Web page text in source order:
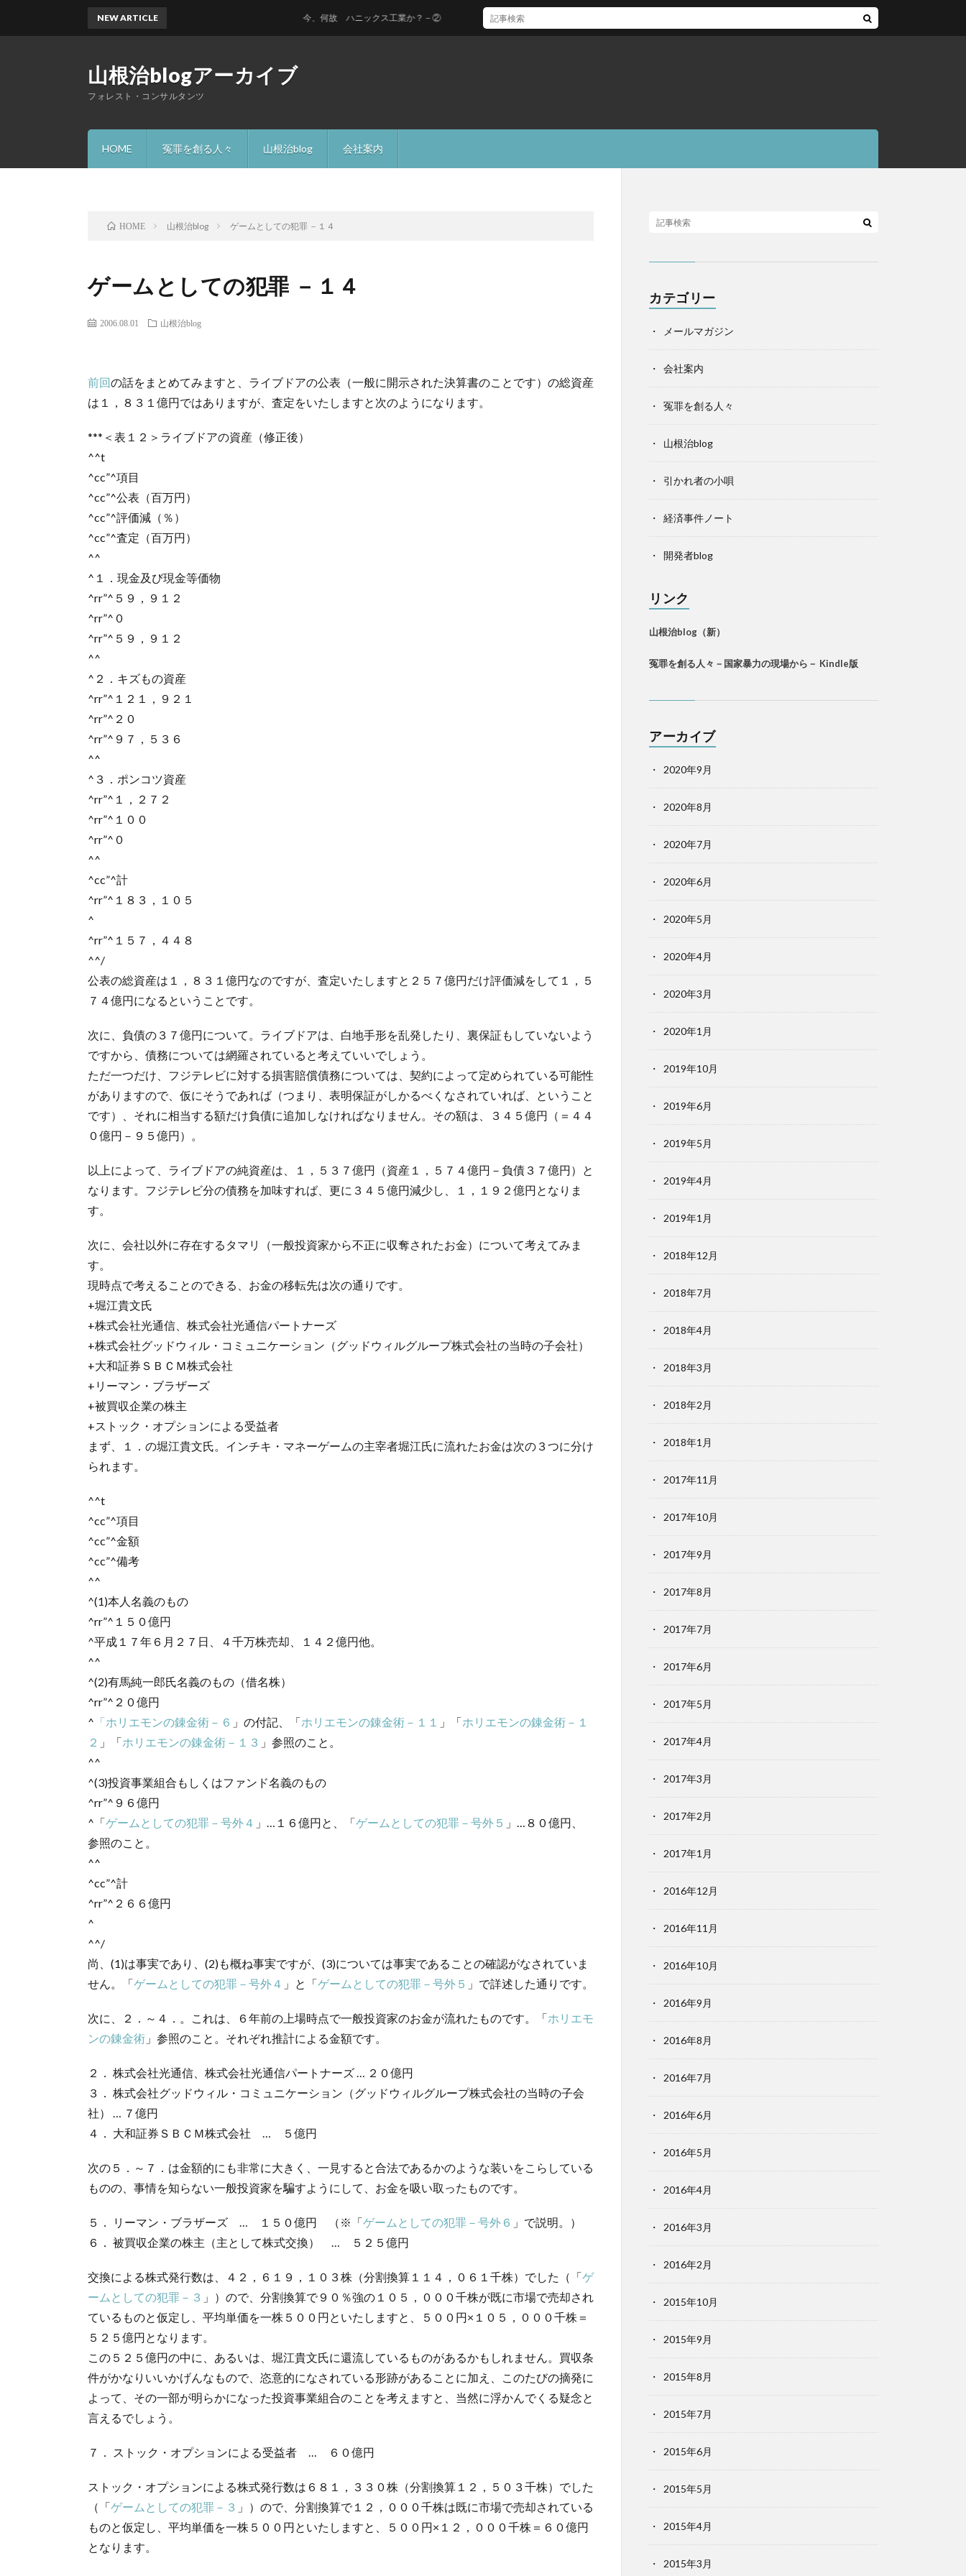
山根治blogアーカイブ
フォレスト・コンサルタンツ
HOME 冤罪を創る人々 山根治blog 会社案内
NEW ARTICLE 今、何故 ハニックス工業か？－②
HOME 山根治blog ゲームとしての犯罪 －１４
ゲームとしての犯罪 －１４
2006.08.01 山根治blog
前回の話をまとめてみますと、ライブドアの公表（一般に開示された決算書のことです）の総資産
は１，８３１億円ではありますが、査定をいたしますと次のようになります。
***＜ 表１２＞ライブドアの資産（修正後）
^^t
^cc”^項目
^cc”^公表（百万円）
^cc”^評価減（％）
^cc”^査定（百万円）
^^
^１．現金及び現金等価物
^rr”^５９，９１２
^rr”^０
^rr”^５９，９１２
^^
^２．キズもの資産
^rr”^１２１，９２１
^rr”^２０
^rr”^９７，５３６
^^
^３．ポンコツ資産
^rr”^１，２７２
^rr”^１００
^rr”^０
^^
^cc”^計
^rr”^１８３，１０５
^
^rr”^１５７，４４８
^^/
公表の総資産は１，８３１億円なのですが、査定いたしますと２５７億円だけ評価減をして１，５
７４億円になるということです。
次に、負債の３７億円について。ライブドアは、白地手形を乱発したり、裏保証もしていないよう
ですから、債務については網羅されていると考えていいでしょう。
ただ一つだけ、フジテレビに対する損害賠償債務については、契約によって定められている可能性
がありますので、仮にそうであれば（つまり、表明保証がしかるべくなされていれば、ということ
です）、それに相当する額だけ負債に追加しなければなりません。その額は、３４５億円（＝４４
０億円－９５億円）。
以上によって、ライブドアの純資産は、１，５３７億円（資産１，５７４億円－負債３７億円）と
なります。フジテレビ分の債務を加味すれば、更に３４５億円減少し、１，１９２億円となりま
す。
次に、会社以外に存在するタマリ（一般投資家から不正に収奪されたお金）について考えてみま
す。
現時点で考えることのできる、お金の移転先は次の通りです。
+堀江貴文氏
+株式会社光通信、株式会社光通信パートナーズ
+株式会社グッドウィル・コミュニケーション（グッドウィルグループ株式会社の当時の子会社）
+大和証券ＳＢＣＭ株式会社
+リーマン・ブラザーズ
+被買収企業の株主
+ストック・オプションによる受益者
まず、１．の堀江貴文氏。インチキ・マネーゲームの主宰者堀江氏に流れたお金は次の３つに分け
られます。
^^t
^cc”^項目
^cc”^金額
^cc”^備考
^^
^(1)本人名義のもの
^rr”^１５０億円
^平成１７年６月２７日、４千万株売却、１４２億円他。
^^
^(2)有馬純一郎氏名義のもの（借名株）
^rr”^２０億円
^ 「ホリエモンの錬金術－６ 」の付記、「ホリエモンの錬金術－１１ 」「ホリエモンの錬金術－１
２ 」「ホリエモンの錬金術－１３ 」参照のこと。
^^
^(3)投資事業組合もしくはファンド名義のもの
^rr”^９６億円
^「ゲームとしての犯罪－号外４ 」…１６億円と、「ゲームとしての犯罪－号外５ 」…８０億円、
参照のこと。
^^
^cc”^計
^rr”^２６６億円
^
^^/
尚、(1)は事実であり、(2)も概ね事実ですが、(3)については事実であることの確認がなされていま
せん。「ゲームとしての犯罪－号外４ 」と「ゲームとしての犯罪－号外５ 」で詳述した通りです。
次に、２．～４．。これは、６年前の上場時点で一般投資家のお金が流れたものです。「ホリエモ
ンの錬金術 」参照のこと。それぞれ推計による金額です。
２． 株式会社光通信、株式会社光通信パートナーズ … ２０億円
３． 株式会社グッドウィル・コミュニケーション（グッドウィルグループ株式会社の当時の子会
社） … ７億円
４． 大和証券ＳＢＣＭ株式会社 … ５億円
次の５．～７．は金額的にも非常に大きく、一見すると合法であるかのような装いをこらしている
ものの、事情を知らない一般投資家を騙すようにして、お金を吸い取ったものです。
５． リーマン・ブラザーズ … １５０億円 （※「ゲームとしての犯罪－号外６ 」で説明。）
６． 被買収企業の株主（主として株式交換） … ５２５億円
交換による株式発行数は、４２，６１９，１０３株（分割換算１１４，０６１千株）でした（「ゲ
ームとしての犯罪－３ 」）ので、分割換算で９０％強の１０５，０００千株が既に市場で売却され
ているものと仮定し、平均単価を一株５００円といたしますと、５００円×１０５，０００千株＝
５２５億円となります。
この５２５億円の中に、あるいは、堀江貴文氏に還流しているものがあるかもしれません。買収条
件がかなりいいかげんなもので、恣意的になされている形跡があることに加え、このたびの摘発に
よって、その一部が明らかになった投資事業組合のことを考えますと、当然に浮かんでくる疑念と
言えるでしょう。
７． ストック・オプションによる受益者 … ６０億円
ストック・オプションによる株式発行数は６８１，３３０株（分割換算１２，５０３千株）でした
（「ゲームとしての犯罪－３ 」）ので、分割換算で１２，０００千株は既に市場で売却されている
ものと仮定し、平均単価を一株５００円といたしますと、５００円×１２，０００千株＝６０億円
となります。
カテゴリー
メールマガジン
会社案内
冤罪を創る人々
山根治blog
引かれ者の小唄
経済事件ノート
開発者blog
リンク
山根治blog（新）
冤罪を創る人々－国家暴力の現場から－ Kindle版
アーカイブ
2020年9月
2020年8月
2020年7月
2020年6月
2020年5月
2020年4月
2020年3月
2020年1月
2019年10月
2019年6月
2019年5月
2019年4月
2019年1月
2018年12月
2018年7月
2018年4月
2018年3月
2018年2月
2018年1月
2017年11月
2017年10月
2017年9月
2017年8月
2017年7月
2017年6月
2017年5月
2017年4月
2017年3月
2017年2月
2017年1月
2016年12月
2016年11月
2016年10月
2016年9月
2016年8月
2016年7月
2016年6月
2016年5月
2016年4月
2016年3月
2016年2月
2015年10月
2015年9月
2015年8月
2015年7月
2015年6月
2015年5月
2015年4月
2015年3月